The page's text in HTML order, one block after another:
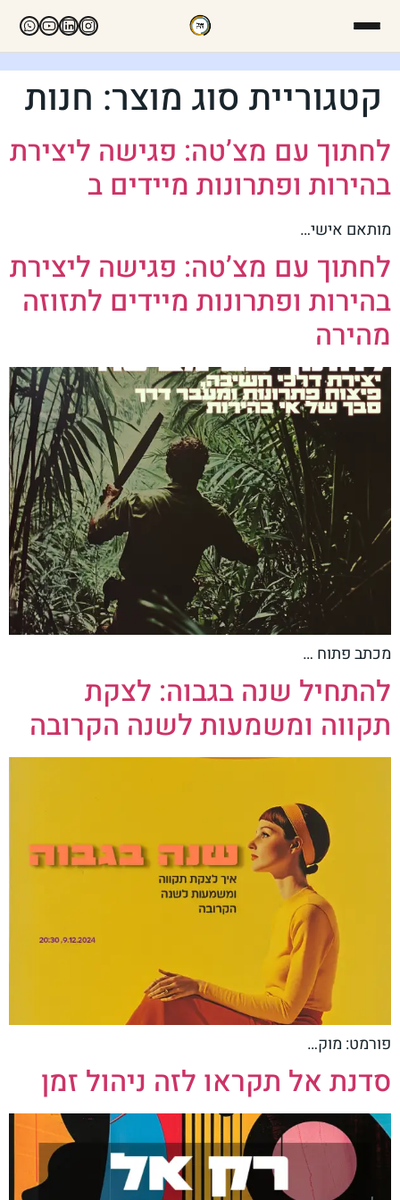
קטגוריית סוג מוצר: חנות
לחתוך עם מצ’טה: פגישה ליצירת
בהירות ופתרונות מיידים ב
מותאם אישי…
לחתוך עם מצ’טה: פגישה ליצירת
בהירות ופתרונות מיידים לתזוזה
מהירה
מכתב פתוח …
להתחיל שנה בגבוה: לצקת
תקווה ומשמעות לשנה הקרובה
פורמט: מוק…
סדנת אל תקראו לזה ניהול זמן